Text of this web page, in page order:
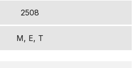
2508
M, E, T